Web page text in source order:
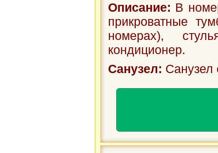
Описание: В
прикроватные
номерах),
кондиционер.
Санузел: